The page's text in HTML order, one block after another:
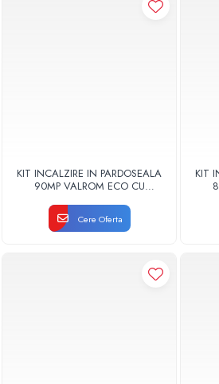
KIT INCALZIRE IN PARDOSEALA
90MP VALROM ECO CU
Cere Oferta
KIT